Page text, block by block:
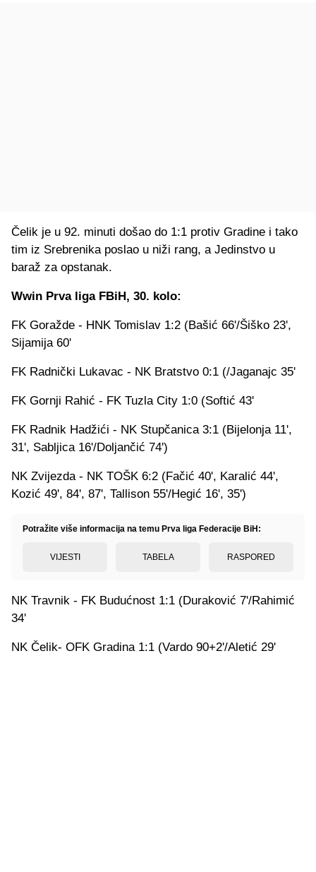
Čelik je u 92. minuti došao do 1:1 protiv Gradine i tako
tim iz Srebrenika poslao u niži rang, a Jedinstvo u
baraž za opstanak.
Wwin Prva liga FBiH, 30. kolo:
FK Goražde - HNK Tomislav 1:2 (Bašić 66'/Šiško 23',
Sijamija 60'
FK Radnički Lukavac - NK Bratstvo 0:1 (/Jaganajc 35'
FK Gornji Rahić - FK Tuzla City 1:0 (Softić 43'
FK Radnik Hadžići - NK Stupčanica 3:1 (Bijelonja 11',
31', Sabljica 16'/Doljančić 74')
NK Zvijezda - NK TOŠK 6:2 (Fačić 40', Karalić 44',
Kozić 49', 84', 87', Tallison 55'/Hegić 16', 35')
Potražite više informacija na temu Prva liga Federacije BiH:
VIJESTI TABELA RASPORED
NK Travnik - FK Budućnost 1:1 (Duraković 7'/Rahimić
34'
NK Čelik- OFK Gradina 1:1 (Vardo 90+2'/Aletić 29'